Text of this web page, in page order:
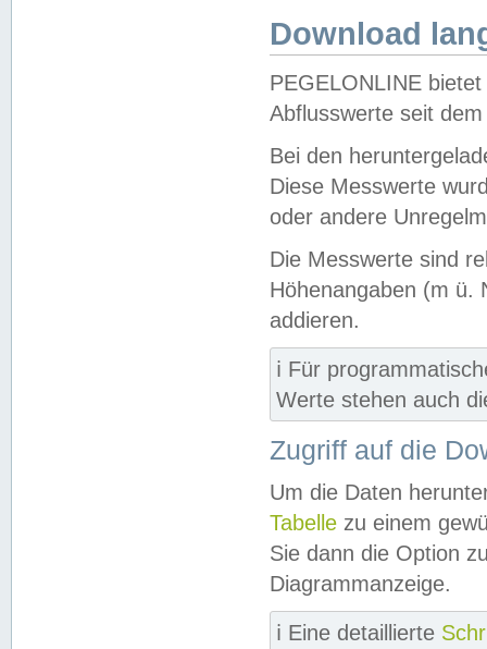
Download
PEGELONLINE
Abflusswerte seit
Bei den
Diese Messwerte
oder andere
Die Messwerte sind
Höhenangaben (m ü.
addieren.
ℹ️ Für
Werte stehen auch
Zugriff auf die
Um die Daten
Tabelle zu einem
Sie dann die Option
Diagrammanzeige.
ℹ️ Eine detaillierte